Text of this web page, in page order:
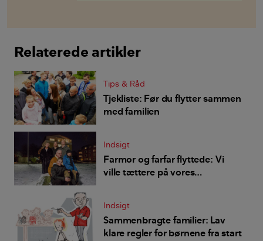
Relaterede artikler
Tips & Råd
Tjekliste: Før du flytter sammen
med familien
Indsigt
Farmor og farfar flyttede: Vi
ville tættere på vores
Indsigt
Sammenbragte familier: Lav
klare regler for børnene fra start